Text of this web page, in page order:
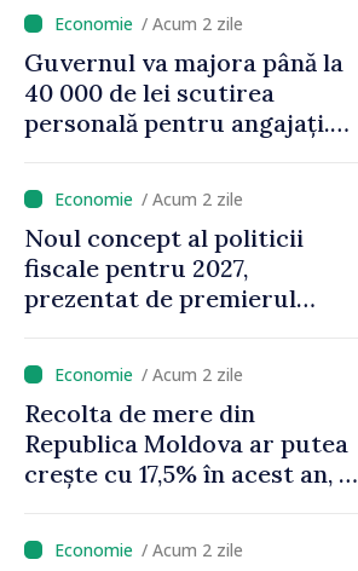
/ Acum 2 zile
Guvernul va majora până la
40 000 de lei scutirea
personală pentru angajați.
de milioane de lei îi lăsăm
oamenilor”/ Acum 2 zile
Noul concept al politicii
fiscale pentru 2027,
prezentat de premierul
puțin munca, stimulăm
investițiile, taxăm viciile și
echilibrăm taxarea
consumului”
/ Acum 2 zile
Recolta de mere din
Republica Moldova ar putea
crește cu 17,5% în acest an, în
este estimată în scădere
/ Acum 2 zile